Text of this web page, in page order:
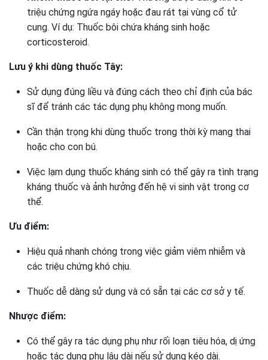
triệu chứng ngứa ngáy hoặc đau rát tại vùng cổ tử
cung. Ví dụ: Thuốc bôi chứa kháng sinh hoặc
corticosteroid.
Lưu ý khi dùng thuốc Tây:
Sử dụng đúng liều và đúng cách theo chỉ định của bác
sĩ để tránh các tác dụng phụ không mong muốn.
Cần thận trọng khi dùng thuốc trong thời kỳ mang thai
hoặc cho con bú.
Việc lạm dụng thuốc kháng sinh có thể gây ra tình trạng
kháng thuốc và ảnh hưởng đến hệ vi sinh vật trong cơ
thể.
Ưu điểm:
Hiệu quả nhanh chóng trong việc giảm viêm nhiễm và
các triệu chứng khó chịu.
Thuốc dễ dàng sử dụng và có sẵn tại các cơ sở y tế.
Nhược điểm:
Có thể gây ra tác dụng phụ như rối loạn tiêu hóa, dị ứng
hoặc tác dụng phụ lâu dài nếu sử dụng kéo dài.